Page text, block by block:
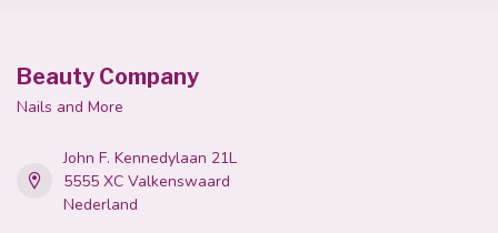
Beauty Company
Nails and More
John F. Kennedylaan 21L
5555 XC Valkenswaard
Nederland